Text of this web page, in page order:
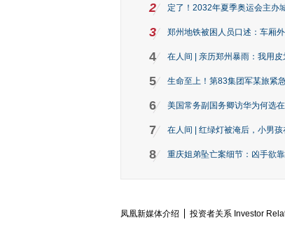
2 定了！2032年夏季奥运会主办
3 郑州地铁被困人员口述：车厢
4 在人间 | 亲历郑州暴雨：我用
5 生命至上！第83集团军某旅紧
6 美国常务副国务卿访华为何选
7 在人间 | 红绿灯被淹后，小男
8 重庆姐弟坠亡案细节：凶手欲
凤凰新媒体介绍 投资者关系 Investor